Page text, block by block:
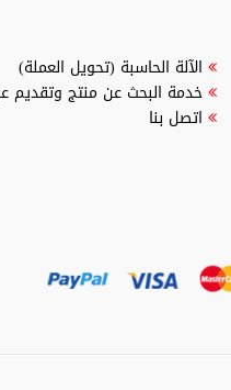
الآلة الحاسبة (تحويل العملة)
خدمة البحث عن منتج وتقديم
اتصل بنا